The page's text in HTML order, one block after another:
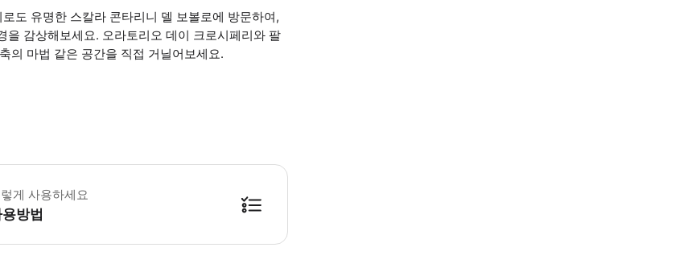
도 유명한 스칼라 콘타리니 델 보볼로에 방문하여,
감상해보세요. 오라토리오 데이 크로시페리와 팔
의 마법 같은 공간을 직접 거닐어보세요.
-입장 15분 전 도착해주세요. -스칼라 콘타리니 델 보볼로는 13:30-14:00에 입장이 불가능합니다. - 현재 오라토리오 데이 크로시페리(Oratorio
게 사용하세요
방법